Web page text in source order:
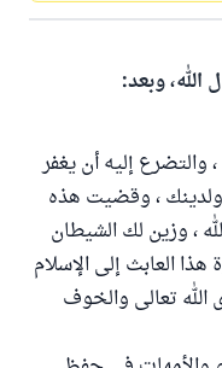
وبعد:
والتضرع إليه أن يغفر
، وقضيت هذه
، وزين لك الشيطان
العابث إلى الإسلام
تعالى والخوف